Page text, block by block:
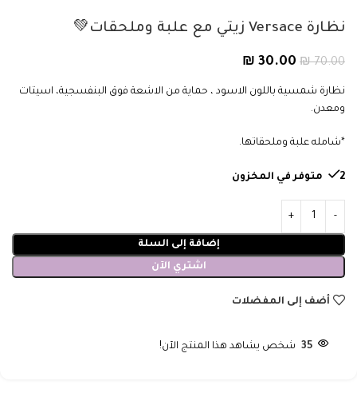
نظارة Versace زيتي مع علبة وملحقات💚
₪70.00
₪ 30.00
نظارة شمسية باللون الاسود ، حماية من الاشعة فوق البنفسجية، اسيتات
ومعدن.
*شامله علبة وملحقاتها.
2 متوفر في المخزون
إضافة إلى السلة
اشتري الآن
أضف إلى المفضلات
35 شخص يشاهد هذا المنتج الآن!